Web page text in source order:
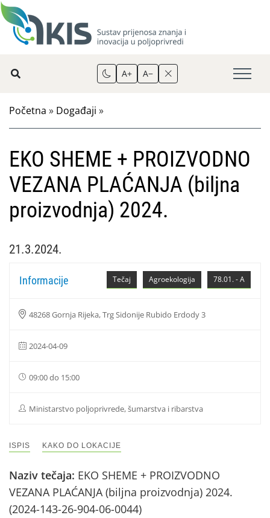
A+ A−
Početna » Događaji »
EKO SHEME + PROIZVODNO
VEZANA PLAĆANJA (biljna
proizvodnja) 2024.
21.3.2024.
78.01. - A
Agroekologija
Tečaj
Informacije
48268 Gornja Rijeka, Trg Sidonije Rubido Erdody 3
2024-04-09
09:00 do 15:00
Ministarstvo poljoprivrede, šumarstva i ribarstva
ISPIS KAKO DO LOKACIJE
Naziv tečaja: EKO SHEME + PROIZVODNO
VEZANA PLAĆANJA (biljna proizvodnja) 2024.
(2024-143-26-904-06-0044)